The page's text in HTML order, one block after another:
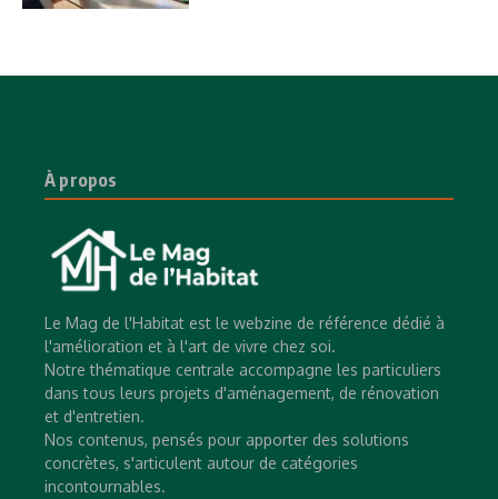
À propos
Le Mag de l'Habitat est le webzine de référence dédié à
l'amélioration et à l'art de vivre chez soi.
Notre thématique centrale accompagne les particuliers
dans tous leurs projets d'aménagement, de rénovation
et d'entretien.
Nos contenus, pensés pour apporter des solutions
concrètes, s'articulent autour de catégories
incontournables.